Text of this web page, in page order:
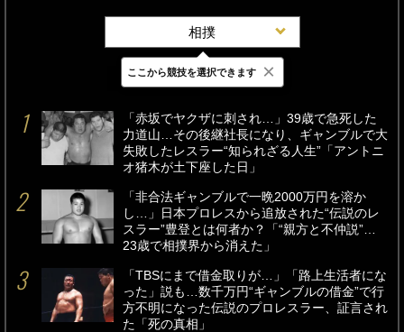
相撲
最新 24時間 週間
「赤坂でヤクザに刺され…」39歳で急死した
力道山…その後継社長になり、ギャンブルで大
失敗したレスラー“知られざる人生”「アントニ
オ猪木が土下座した日」
「非合法ギャンブルで一晩2000万円を溶か
し…」日本プロレスから追放された“伝説のレ
スラー”豊登とは何者か？「“親方と不仲説”…
23歳で相撲界から消えた」
「TBSにまで借金取りが…」「路上生活者にな
った」説も…数千万円“ギャンブルの借金”で行
方不明になった伝説のプロレスラー、証言され
た「死の真相」
ここから競技を選択できます ×